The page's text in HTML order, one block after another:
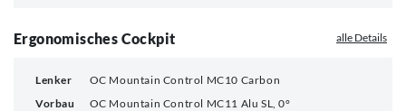
Ergonomisches Cockpit alle Details
Lenker
OC Mountain Control MC10 Carbon
Vorbau
OC Mountain Control MC11 Alu SL, 0°